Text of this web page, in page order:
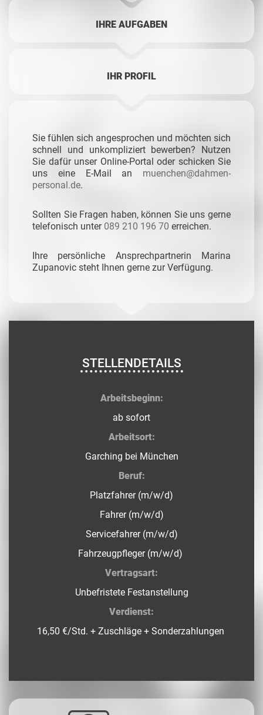
IHRE AUFGABEN
IHR PROFIL
Sie fühlen sich angesprochen und möchten sich
schnell und unkompliziert bewerben? Nutzen
Sie dafür unser Online-Portal oder schicken Sie
uns eine E-Mail an muenchen@dahmen-
personal.de.
Sollten Sie Fragen haben, können Sie uns gerne
telefonisch unter 089 210 196 70 erreichen.
Ihre persönliche Ansprechpartnerin Marina
Zupanovic steht Ihnen gerne zur Verfügung.
STELLENDETAILS
Arbeitsbeginn:
ab sofort
Arbeitsort:
Garching bei München
Beruf:
Platzfahrer (m/w/d)
Fahrer (m/w/d)
Servicefahrer (m/w/d)
Fahrzeugpfleger (m/w/d)
Vertragsart:
Unbefristete Festanstellung
Verdienst:
16,50 €/Std. + Zuschläge + Sonderzahlungen